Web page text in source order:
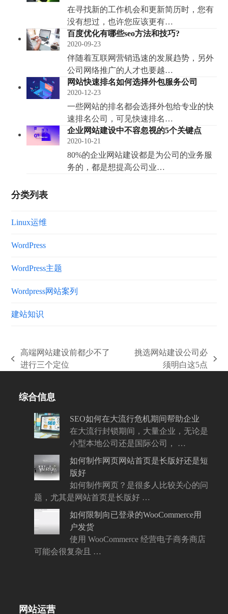
在寻找新的工作机会和更新简历时，您有
没有想过，也许您应该更有…
百度优化有哪些seo方法和技巧?
2020-09-23
伴随着互联网营销迅速的发展趋势，另外
公司网络推广的人才也要越…
网站快速排名如何选择外包服务公司
2020-12-23
一些网站的排名都会选择外包给专业的快
速排名公司，可见快速排名…
企业网站建设中不容忽视的5个关键点
2020-10-21
80%的企业网站建设都是为公司的业务服
务的，都是想提高公司业…
分类列表
Linux运维
WordPress
WordPress主题
Wordpress网站案列
建站知识
上
文
高端网站建设前都少不了
进行三个定位
挑选网站建设公司必
须明白这5点
综合信息
SEO如何在大流行危机期间帮助企业
在大流行封锁期间，大量企业，无论是
小型本地公司还是国际公司， …
如何制作网页网站首页是长版好还是短
版好
如何制作网页？是很多人比较关心的问
题，尤其是网站首页是长版好 …
如何限制向已登录的WooCommerce用
户发货
使用 WooCommerce 经营电子商务商店
可能会很复杂且 …
网站运营